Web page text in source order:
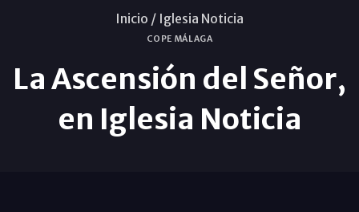
Inicio / Iglesia Noticia
COPE MÁLAGA
La Ascensión del Señor,
en Iglesia Noticia